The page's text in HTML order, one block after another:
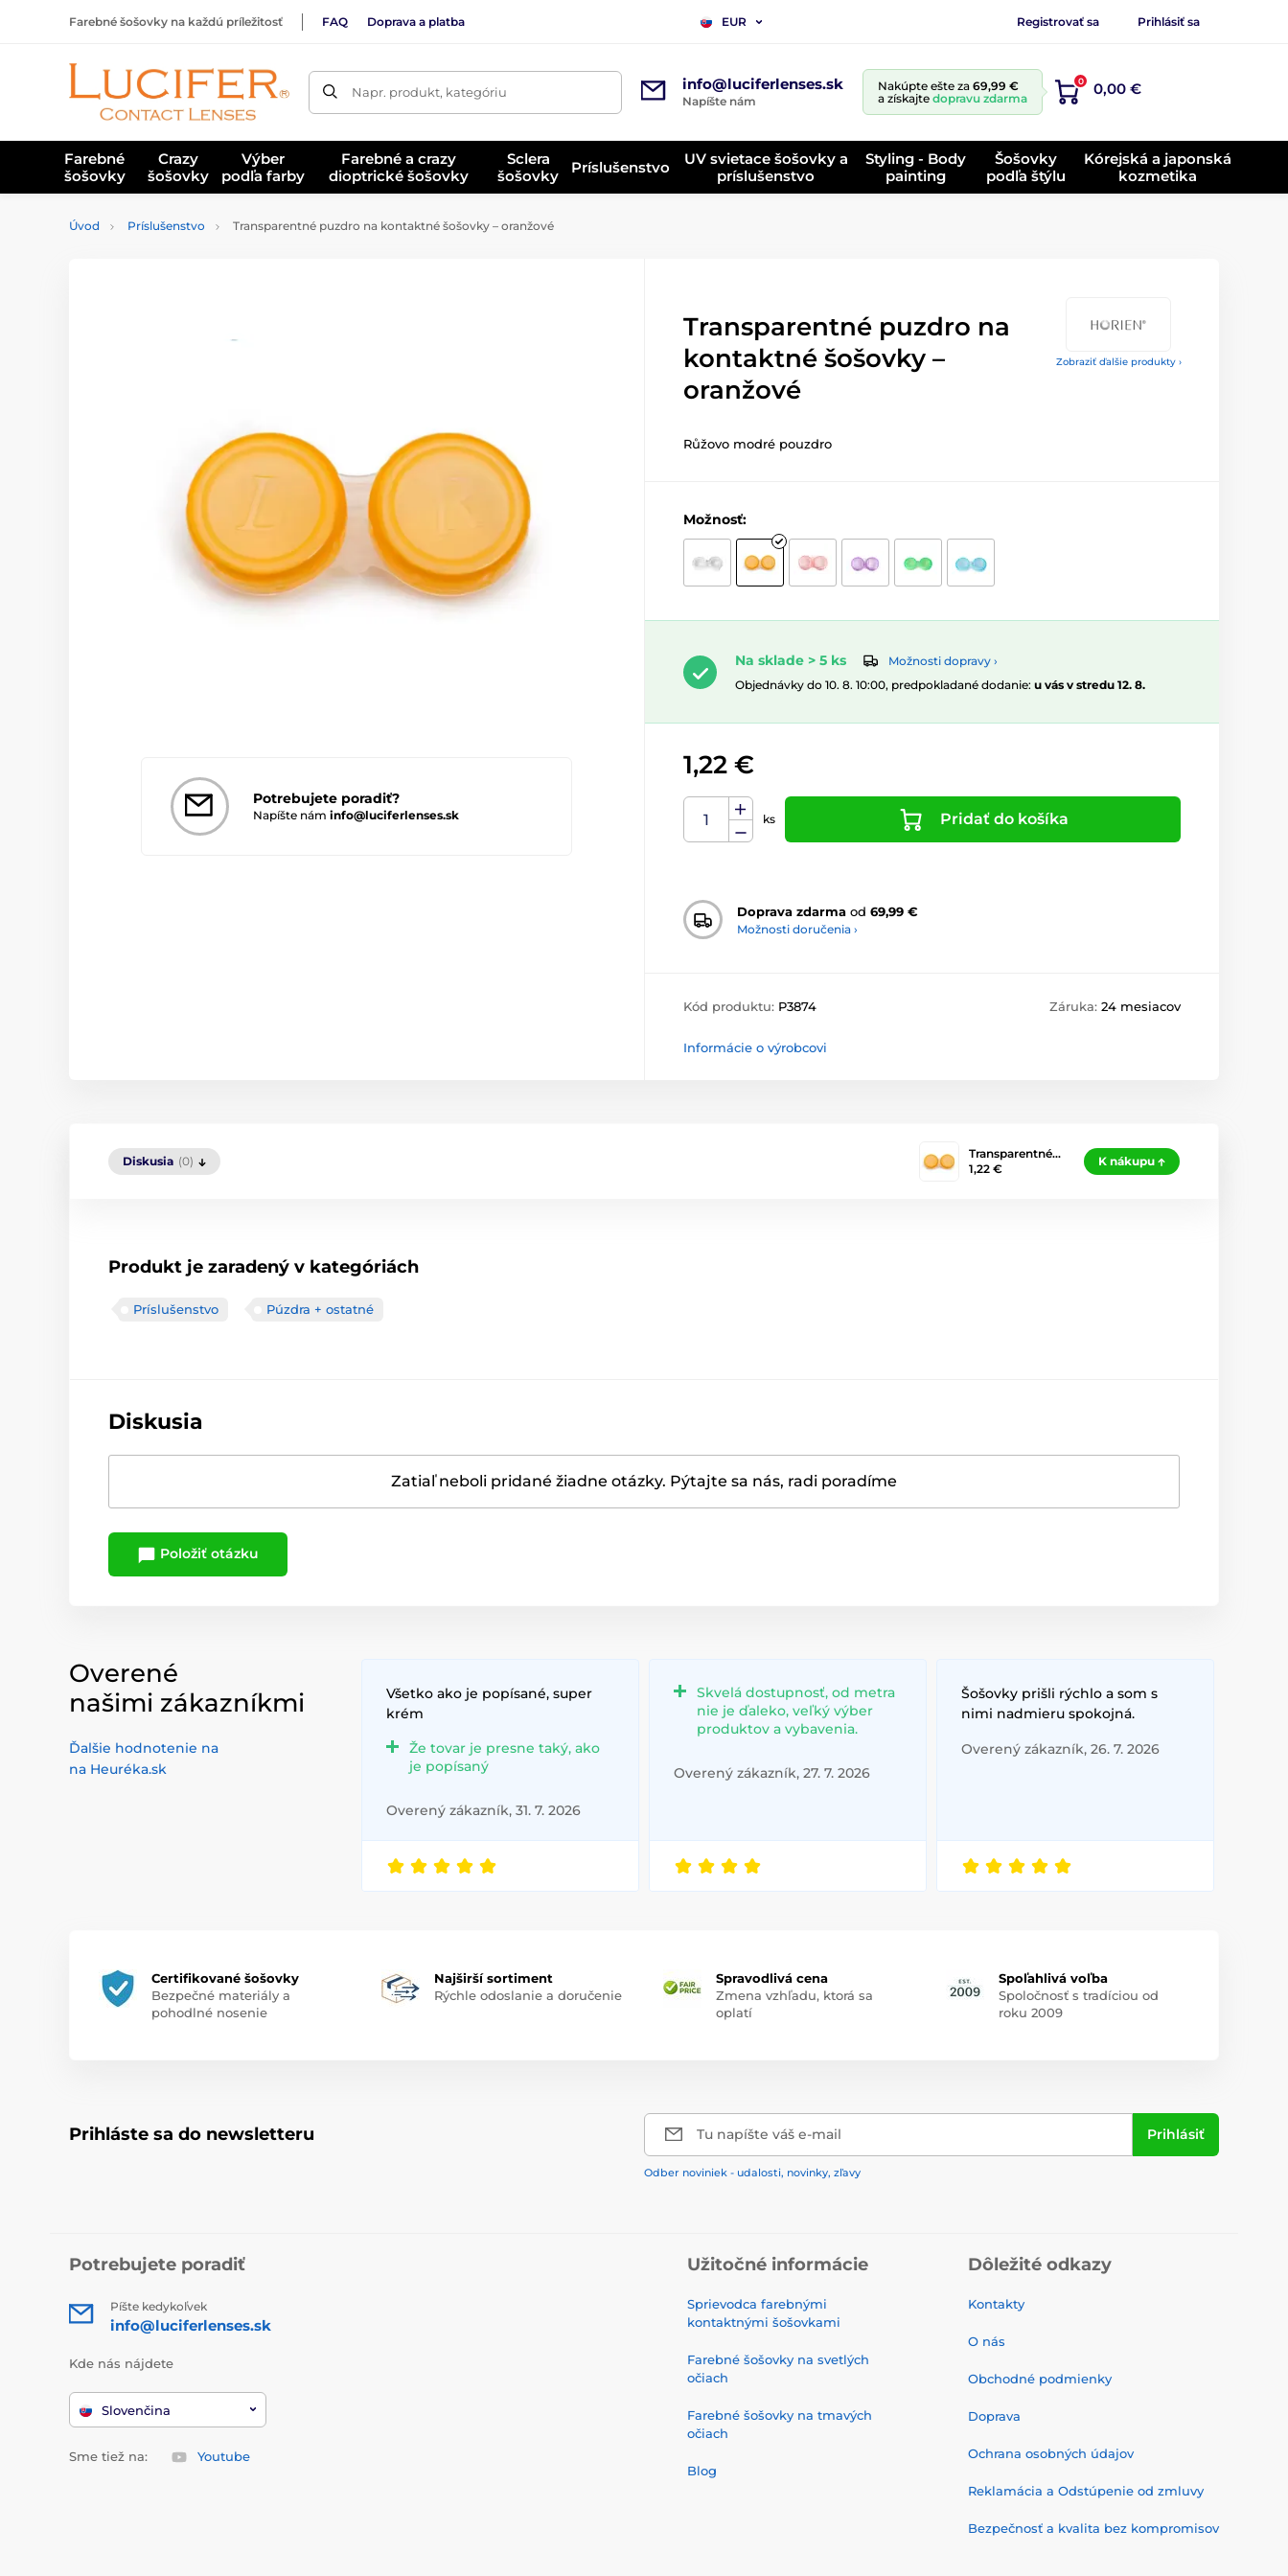
Farebné šošovky na každú príležitosť FAQ Doprava a platba EUR Registrovať sa Prihlásiť sa
Napr. produkt, kategóriu info@luciferlenses.sk
Napíšte nám
Nakúpte ešte za 69,99 €
a získajte dopravu zdarma
0 0,00 €
Farebné
šošovky
Crazy
šošovky
Výber
podľa farby
Farebné a crazy
dioptrické šošovky
Sclera
šošovky
Príslušenstvo
UV svietace šošovky a
príslušenstvo
Styling - Body
painting
Šošovky
podľa štýlu
Kórejská a japonská
kozmetika
Úvod Príslušenstvo Transparentné puzdro na kontaktné šošovky – oranžové
Zobraziť ďalšie produkty ›
Potrebujete poradiť?
Napíšte nám info@luciferlenses.sk
Transparentné puzdro na
kontaktné šošovky –
oranžové
Růžovo modré pouzdro
Možnosť:
Na sklade > 5 ks
Možnosti dopravy ›
Objednávky do 10. 8. 10:00, predpokladané dodanie: u vás v stredu 12. 8.
1,22 €
ks Pridať do košíka
Doprava zdarma od 69,99 €
Možnosti doručenia ›
Kód produktu: P3874 Záruka: 24 mesiacov
Informácie o výrobcovi
Diskusia (0)
Transparentné…
1,22 €
K nákupu
Produkt je zaradený v kategóriách
Príslušenstvo Púzdra + ostatné
Diskusia
Zatiaľ neboli pridané žiadne otázky. Pýtajte sa nás, radi poradíme
Položiť otázku
Overené
našimi zákazníkmi
Ďalšie hodnotenie na
na Heuréka.sk
Všetko ako je popísané, super
krém
Že tovar je presne taký, ako
je popísaný
Overený zákazník, 31. 7. 2026
Skvelá dostupnosť, od metra
nie je ďaleko, veľký výber
produktov a vybavenia.
Overený zákazník, 27. 7. 2026
Šošovky prišli rýchlo a som s
nimi nadmieru spokojná.
Overený zákazník, 26. 7. 2026
Certifikované šošovky
Bezpečné materiály a
pohodlné nosenie
Najširší sortiment
Rýchle odoslanie a doručenie
Spravodlivá cena
Zmena vzhľadu, ktorá sa
oplatí
Spoľahlivá voľba
Spoločnosť s tradíciou od
roku 2009
Prihláste sa do newsletteru Tu napíšte váš e-mail Prihlásiť
Odber noviniek - udalosti, novinky, zľavy
Potrebujete poradiť
Píšte kedykoľvek
info@luciferlenses.sk
Kde nás nájdete
Slovenčina
Sme tiež na: Youtube
Užitočné informácie
Sprievodca farebnými
kontaktnými šošovkami
Farebné šošovky na svetlých
očiach
Farebné šošovky na tmavých
očiach
Blog
Dôležité odkazy
Kontakty
O nás
Obchodné podmienky
Doprava
Ochrana osobných údajov
Reklamácia a Odstúpenie od zmluvy
Bezpečnosť a kvalita bez kompromisov